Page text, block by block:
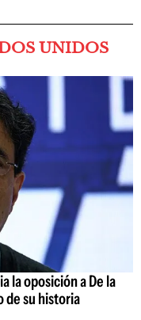
UNIDOS
la oposición a De la
de su historia